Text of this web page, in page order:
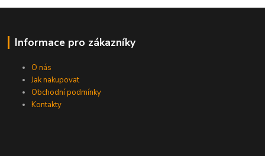
Informace pro zákazníky
O nás
Jak nakupovat
Obchodní podmínky
Kontakty